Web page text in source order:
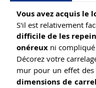
Vous avez acquis le
S'il est relativement
difficile de les
onéreux ni
Décorez votre
mur pour un effet
dimensions de